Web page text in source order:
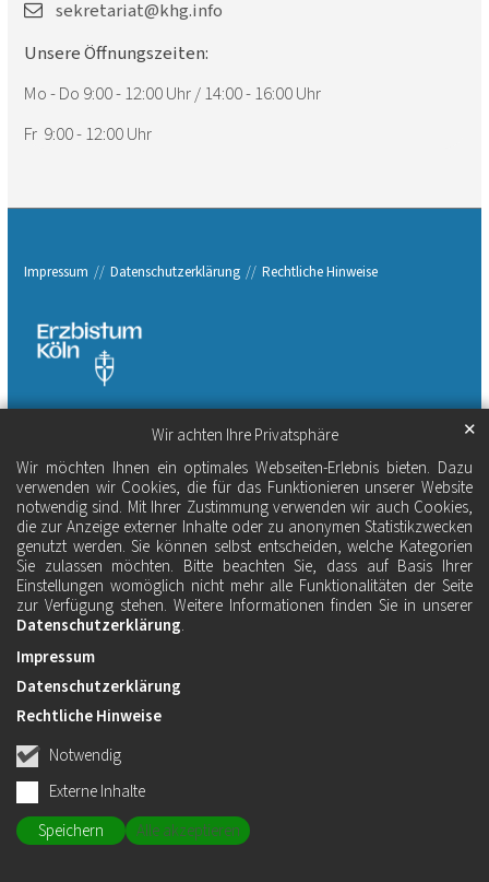
Wir achten Ihre Privatsphäre
Wir möchten Ihnen ein optimales Webseiten-Erlebnis bieten. Dazu
verwenden wir Cookies, die für das Funktionieren unserer Website
notwendig sind. Mit Ihrer Zustimmung verwenden wir auch Cookies,
die zur Anzeige externer Inhalte oder zu anonymen Statistikzwecken
genutzt werden. Sie können selbst entscheiden, welche Kategorien
Sie zulassen möchten. Bitte beachten Sie, dass auf Basis Ihrer
Einstellungen womöglich nicht mehr alle Funktionalitäten der Seite
zur Verfügung stehen. Weitere Informationen finden Sie in unserer
Datenschutzerklärung.
Notwendig
Externe Inhalte
Speichern
Alle akzeptieren
✕
Impressum
Datenschutzerklärung
Rechtliche Hinweise
sekretariat@khg.info
Unsere Öffnungszeiten:
Mo - Do 9:00 - 12:00 Uhr / 14:00 - 16:00 Uhr
Fr 9:00 - 12:00 Uhr
Impressum Datenschutzerklärung Rechtliche Hinweise